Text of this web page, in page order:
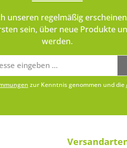
unseren regelmäßig
sein, über neue Produkte
werden.
Mail-
Adresse*
zur Kenntnis genommen und die